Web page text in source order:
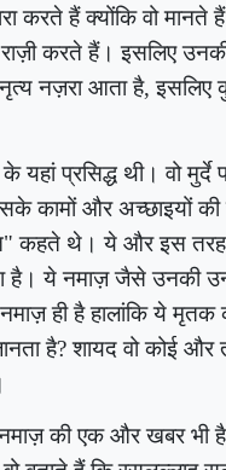
करते हैं क्योंकि वो मानते
करते हैं। इसलिए उनकी
नज़रा आता है, इसलिए
यहां प्रसिद्ध थी। वो
कामों और अच्छाइयों की
कहते थे। ये और इस तरह
है। ये नमाज़ जैसे उनकी
ही है हालांकि ये मृतक
है?शायद वो कोई और
की एक और खबर भी